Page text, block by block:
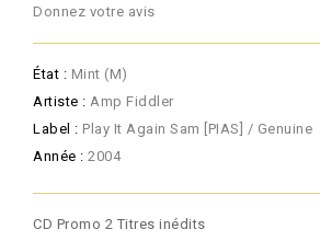
Donnez votre avis
État : Mint (M)
Artiste : Amp Fiddler
Label : Play It Again Sam [PIAS] / Genuine
Année : 2004
CD Promo 2 Titres inédits